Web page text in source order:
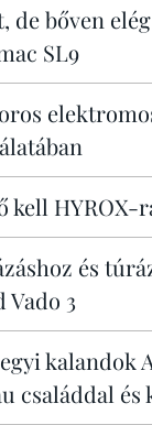
de bőven
SL9
kell HYROX-
és
Vado 3
kalandok
családdal és